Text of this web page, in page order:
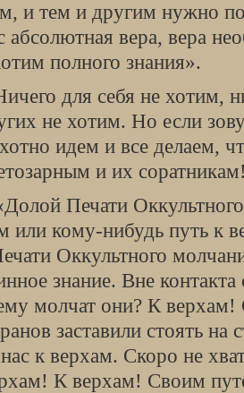
и тем и другим нужно
вера, вера
полного знания».
для себя не хотим,
не хотим. Но если
идем и все делаем,
и их
Печати
или кому-нибудь путь к
Оккультного
знание. Вне
молчат они? К
заставили стоять на
к верхам. Скоро не
К верхам! Своим